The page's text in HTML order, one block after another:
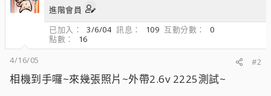
進階會員
已加入
3/6/04 訊息 109 互動分數
0
點數
16
4/16/05
#2
相機到手囉~來幾張照片~外帶2.6v 2225測試~